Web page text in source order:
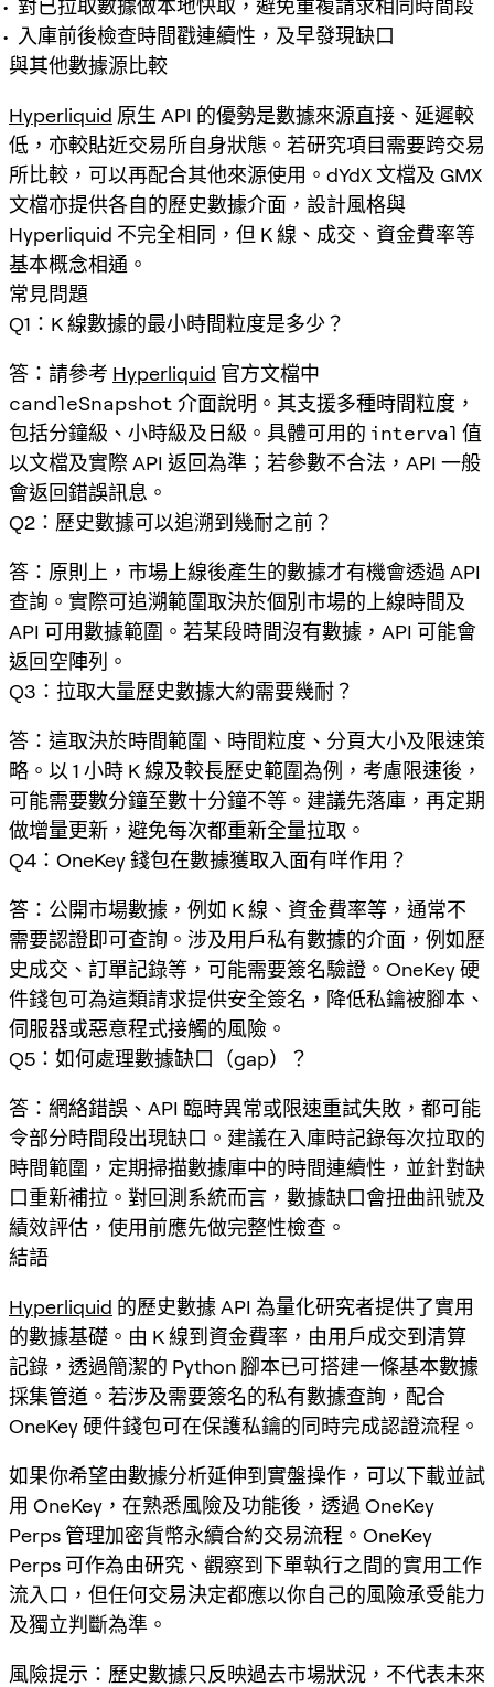
對已拉取數據做本地快取，避免重複請求相同時間段
入庫前後檢查時間戳連續性，及早發現缺口
與其他數據源比較
Hyperliquid 原生 API 的優勢是數據來源直接、延遲較
低，亦較貼近交易所自身狀態。若研究項目需要跨交易
所比較，可以再配合其他來源使用。dYdX 文檔及 GMX
文檔亦提供各自的歷史數據介面，設計風格與
Hyperliquid 不完全相同，但 K 線、成交、資金費率等
基本概念相通。
常見問題
Q1：K 線數據的最小時間粒度是多少？
答：請參考 Hyperliquid 官方文檔中
candleSnapshot 介面說明。其支援多種時間粒度，
包括分鐘級、小時級及日級。具體可用的 interval 值
以文檔及實際 API 返回為準；若參數不合法，API 一般
會返回錯誤訊息。
Q2：歷史數據可以追溯到幾耐之前？
答：原則上，市場上線後產生的數據才有機會透過 API
查詢。實際可追溯範圍取決於個別市場的上線時間及
API 可用數據範圍。若某段時間沒有數據，API 可能會
返回空陣列。
Q3：拉取大量歷史數據大約需要幾耐？
答：這取決於時間範圍、時間粒度、分頁大小及限速策
略。以 1 小時 K 線及較長歷史範圍為例，考慮限速後，
可能需要數分鐘至數十分鐘不等。建議先落庫，再定期
做增量更新，避免每次都重新全量拉取。
Q4：OneKey 錢包在數據獲取入面有咩作用？
答：公開市場數據，例如 K 線、資金費率等，通常不
需要認證即可查詢。涉及用戶私有數據的介面，例如歷
史成交、訂單記錄等，可能需要簽名驗證。OneKey 硬
件錢包可為這類請求提供安全簽名，降低私鑰被腳本、
伺服器或惡意程式接觸的風險。
Q5：如何處理數據缺口（gap）？
答：網絡錯誤、API 臨時異常或限速重試失敗，都可能
令部分時間段出現缺口。建議在入庫時記錄每次拉取的
時間範圍，定期掃描數據庫中的時間連續性，並針對缺
口重新補拉。對回測系統而言，數據缺口會扭曲訊號及
績效評估，使用前應先做完整性檢查。
結語
Hyperliquid 的歷史數據 API 為量化研究者提供了實用
的數據基礎。由 K 線到資金費率，由用戶成交到清算
記錄，透過簡潔的 Python 腳本已可搭建一條基本數據
採集管道。若涉及需要簽名的私有數據查詢，配合
OneKey 硬件錢包可在保護私鑰的同時完成認證流程。
如果你希望由數據分析延伸到實盤操作，可以下載並試
用 OneKey，在熟悉風險及功能後，透過 OneKey
Perps 管理加密貨幣永續合約交易流程。OneKey
Perps 可作為由研究、觀察到下單執行之間的實用工作
流入口，但任何交易決定都應以你自己的風險承受能力
及獨立判斷為準。
風險提示：歷史數據只反映過去市場狀況，不代表未來